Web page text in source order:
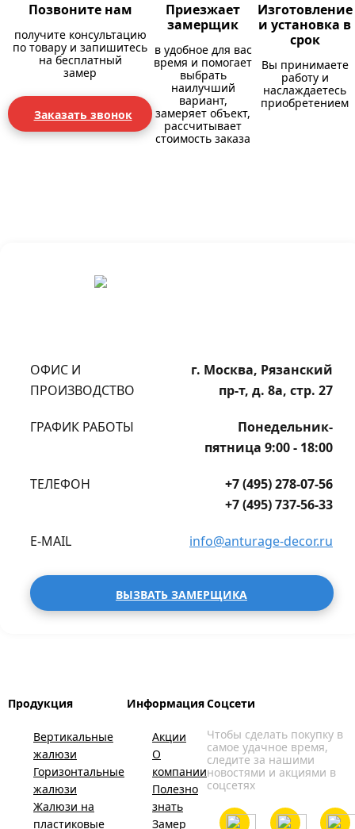
Позвоните нам
получите консультацию
по товару и запишитесь
на бесплатный
замер
Заказать звонок
Приезжает
замерщик
в удобное для вас
время и помогает
выбрать
наилучший
вариант,
замеряет объект,
рассчитывает
стоимость заказа
Изготовление
и установка в
срок
Вы принимаете
работу и
наслаждаетесь
приобретением
ОФИС И
ПРОИЗВОДСТВО
г. Москва, Рязанский
пр-т, д. 8а, стр. 27
ГРАФИК РАБОТЫ
Понедельник-
пятница 9:00 - 18:00
ТЕЛЕФОН
+7 (495) 278-07-56
+7 (495) 737-56-33
E-MAIL info@anturage-decor.ru
ВЫЗВАТЬ ЗАМЕРЩИКА
Продукция
Вертикальные
жалюзи
Горизонтальные
жалюзи
Жалюзи на
пластиковые
Информация
Акции
О
компании
Полезно
знать
Замер
Соцсети
Чтобы сделать покупку в
самое удачное время,
следите за нашими
новостями и акциями в
соцсетях